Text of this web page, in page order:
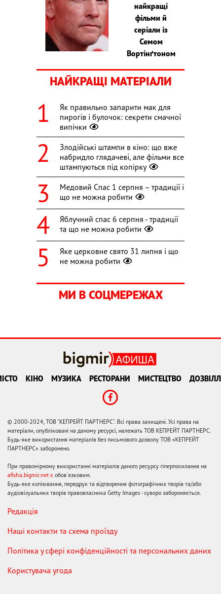
найкращі
фільми й
серіали із
Семом
Вортінґтоном
НАЙКРАЩІ МАТЕРІАЛИ
Як правильно запарити мак для
пирогів і булочок: секрети смачної
випічки
Злодійські штампи в кіно: що вже
набридло глядачеві, але фільми все
штампуються під копірку
Медовий Спас 1 серпня – традиції і
що не можна робити
Яблучний спас 6 серпня - традиції
та що не можна робити
Яке церковне свято 31 липня і що
не можна робити
МИ В СОЦМЕРЕЖАХ
КІНО МУЗИКА РЕСТОРАНИ МИСТЕЦТВО
© 2000-2024, ТОВ "КЕПРЕЙТ ПАРТНЕРС". Всі права захищені. Усі права на
матеріали, опубліковані на даному ресурсі, належать ТОВ КЕПРЕЙТ ПАРТНЕРС.
Будь-яке використання матеріалів без письмового дозволу ТОВ «КЕПРЕЙТ
ПАРТНЕРС» заборонено.
При правомірному використанні матеріалів даного ресурсу гіперпосилання на
afisha.bigmir.net є обов'язковим.
Будь-яке копіювання, передрук та відтворення фотографічних творів та/або
аудіовізуальних творів правовласника Getty Images - суворо забороняється.
Редакція
Наші контакти та схема проїзду
Політика у сфері конфіденційності та персональних даних
Користувача угода